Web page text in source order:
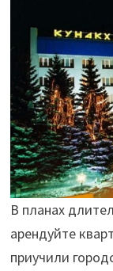
В планах
арендуйте
приучили